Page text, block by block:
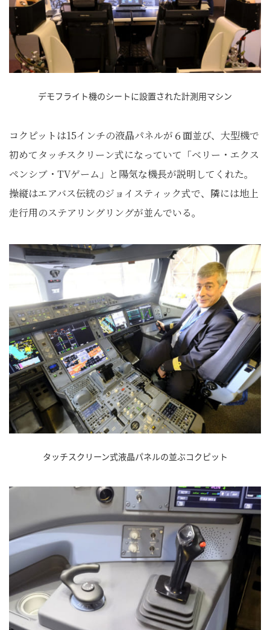
デモフライト機のシートに設置された計測用マシン
コクピットは15インチの液晶パネルが６面並び、大型機で
初めてタッチスクリーン式になっていて「ベリー・エクス
ペンシブ・TVゲーム」と陽気な機長が説明してくれた。
操縦はエアバス伝統のジョイスティック式で、隣には地上
走行用のステアリングリングが並んでいる。
タッチスクリーン式液晶パネルの並ぶコクピット